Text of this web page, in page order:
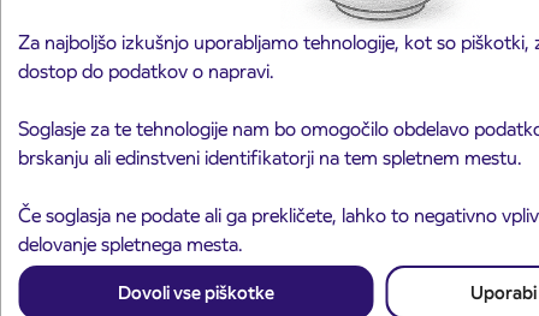
Za najboljšo izkušnjo uporabljamo tehnologije, kot so piškotki,
dostop do podatkov o napravi.
Soglasje za te tehnologije nam bo omogočilo obdelavo
brskanju ali edinstveni identifikatorji na tem spletnem mestu.
Če soglasja ne podate ali ga prekličete, lahko to negativno
delovanje spletnega mesta.
Dovoli vse piškotke
Obvestilo o popolni zapori ceste
ČEŠNJEVEK – TRATA
Kranj